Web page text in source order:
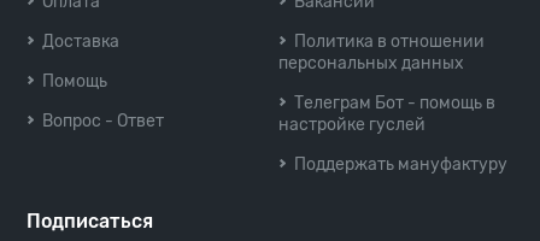
Доставка
Помощь
Вопрос - Ответ
Политика в отношении
персональных данных
Телеграм Бот - помощь в
настройке гуслей
Поддержать мануфактуру
Подписаться